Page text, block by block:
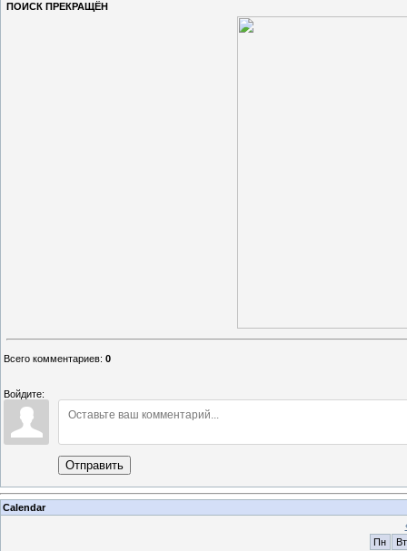
ПОИСК ПРЕКРАЩЁН
Всего комментариев: 0
Войдите:
Отправить
Calendar
Пн
Вт